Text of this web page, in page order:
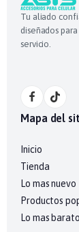
Tu aliado
diseñados
servicio.
Mapa del
Inicio
Tienda
Lo mas nuevo
Productos
Lo mas barato